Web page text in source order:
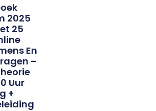
2025
25
En
–
Uur
+